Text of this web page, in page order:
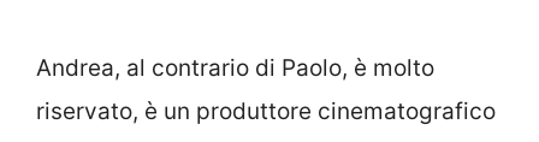
Andrea, al contrario di Paolo, è molto
riservato, è un produttore cinematografico